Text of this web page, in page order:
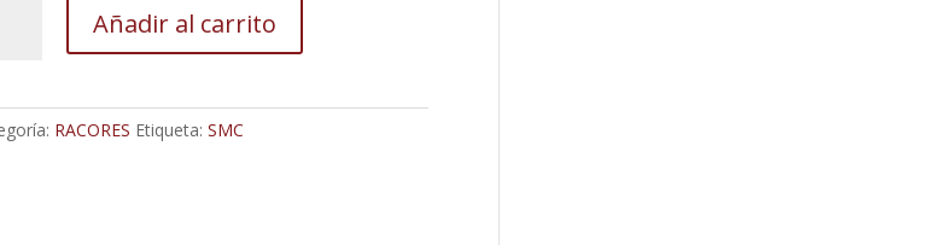
Añadir al carrito
RACORES Etiqueta:SMC